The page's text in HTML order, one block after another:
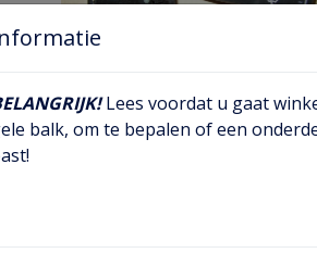
Lees voordat u gaat
balk, om te bepalen of een